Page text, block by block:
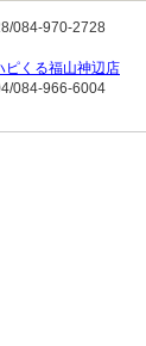
084-970-2728
くる福山神辺店
084-966-6004